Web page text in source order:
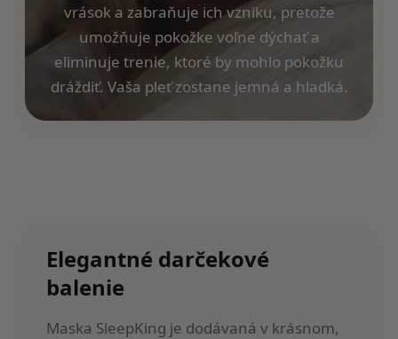
vrások a zabraňuje ich vzniku, pretože
umožňuje pokožke voľne dýchať a
eliminuje trenie, ktoré by mohlo pokožku
dráždiť. Vaša pleť zostane jemná a hladká.
Elegantné darčekové
balenie
Maska SleepKing je dodávaná v krásnom,